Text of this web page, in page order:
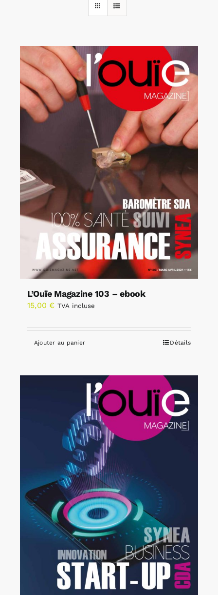
Annonces emploi
L’Ouïe Magazine 103 – ebook
15,00 € TVA incluse
Ajouter au panier Détails